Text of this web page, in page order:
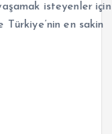
isteyenler için
Türkiye’nin en sakin